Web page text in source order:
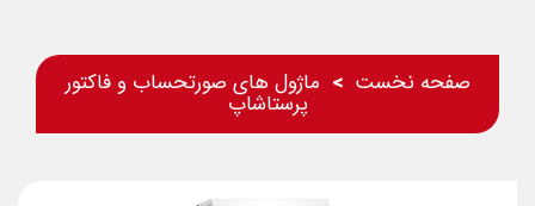
صفحه نخست ماژول های صورتحساب و فاکتور
پرستاشاپ